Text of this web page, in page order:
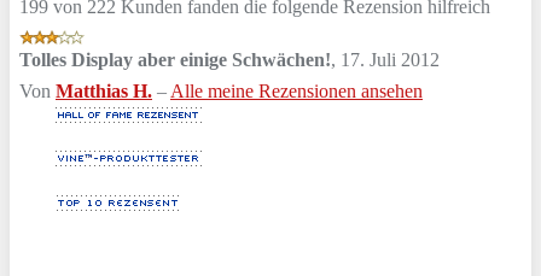
199 von 222 Kunden fanden die folgende Rezension hilfreich
Tolles Display aber einige Schwächen!, 17. Juli 2012
Von Matthias H. – Alle meine Rezensionen ansehen